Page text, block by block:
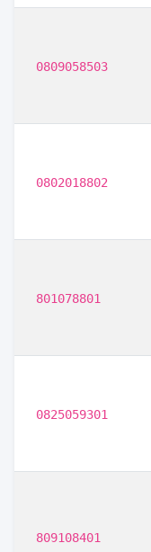
0809058503
0802018802
801078801
0825059301
809108401